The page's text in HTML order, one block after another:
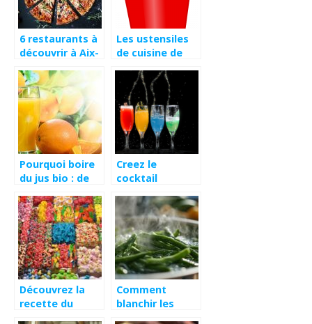
6 restaurants à
découvrir à Aix-
Les ustensiles
de cuisine de
PLASTIC
Pourquoi boire
du jus bio : de
avantages
Creez le
cocktail
votre bar : une
boisson
emblematique
pour se
demarquer
Découvrez la
recette du
Comment
blanchir les